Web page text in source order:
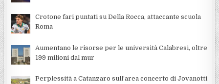
Crotone fari puntati su Della Rocca, attaccante scuola
Roma
Aumentano le risorse per le università Calabresi, oltre
199 milioni dal mur
Perplessità a Catanzaro sull’area concerto di Jovanotti